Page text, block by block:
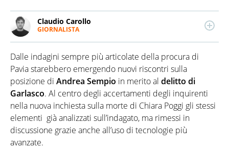
Claudio Carollo
GIORNALISTA
interessandosi nel tempo di tematiche sociali e
sport. Ha collaborato con diverse testate nazionali,
con esperienze anche in radio.
Dalle indagini sempre più articolate della procura di
Pavia starebbero emergendo nuovi riscontri sulla
posizione di Andrea Sempio in merito al delitto di
Garlasco. Al centro degli accertamenti degli inquirenti
nella nuova inchiesta sulla morte di Chiara Poggi gli stessi
elementi già analizzati sull’indagato, ma rimessi in
discussione grazie anche all’uso di tecnologie più
avanzate.